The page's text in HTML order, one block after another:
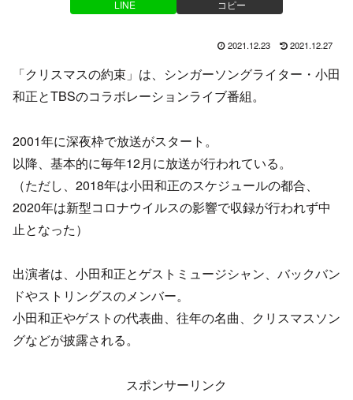
LINE コピー
2021.12.23 2021.12.27
「クリスマスの約束」は、シンガーソングライター・小田
和正とTBSのコラボレーションライブ番組。
2001年に深夜枠で放送がスタート。
以降、基本的に毎年12月に放送が行われている。
（ただし、2018年は小田和正のスケジュールの都合、
2020年は新型コロナウイルスの影響で収録が行われず中
止となった）
出演者は、小田和正とゲストミュージシャン、バックバン
ドやストリングスのメンバー。
小田和正やゲストの代表曲、往年の名曲、クリスマスソン
グなどが披露される。
スポンサーリンク